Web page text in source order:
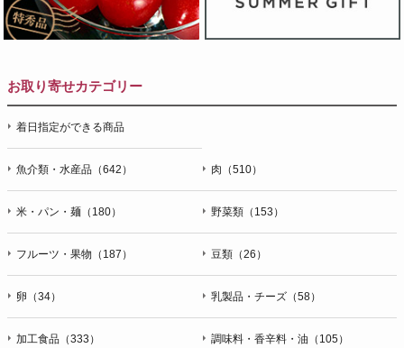
お取り寄せカテゴリー
着日指定ができる商品
魚介類・水産品（642） 肉（510）
米・パン・麺（180） 野菜類（153）
フルーツ・果物（187） 豆類（26）
卵（34） 乳製品・チーズ（58）
加工食品（333） 調味料・香辛料・油（105）